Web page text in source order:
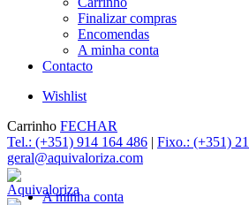
Finalizar compras
Encomendas
A minha conta
Contacto
Wishlist
Carrinho FECHAR
Tel.: (+351) 914 164 486 | Fixo.: (+351)
geral@aquivaloriza.com
A minha conta